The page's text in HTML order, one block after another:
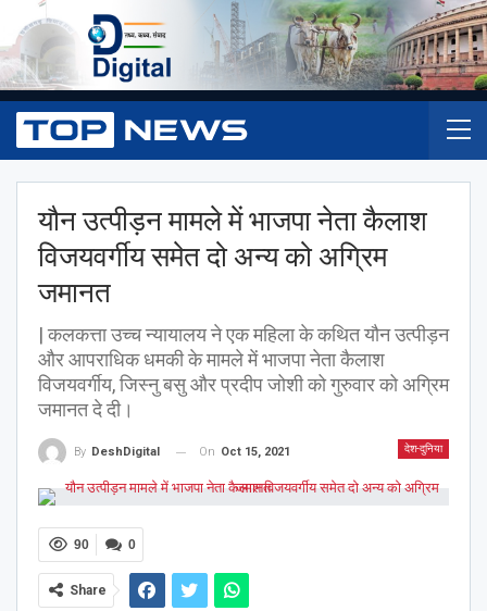
यौन उत्पीड़न मामले में भाजपा नेता कैलाश
विजयवर्गीय समेत दो अन्य को अग्रिम
जमानत
| कलकत्ता उच्च न्यायालय ने एक महिला के कथित यौन उत्पीड़न
और आपराधिक धमकी के मामले में भाजपा नेता कैलाश
विजयवर्गीय, जिस्नु बसु और प्रदीप जोशी को गुरुवार को अग्रिम
जमानत दे दी।
देश-दुनिया
By DeshDigital On Oct 15, 2021
0
90
Share